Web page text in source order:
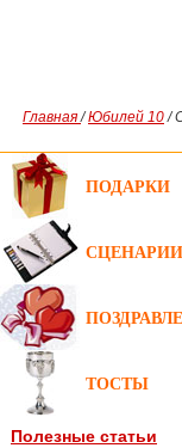
Главная/Юбилей 10/
ПОДАРКИ
СЦЕНАРИИ
ТОСТЫ
Полезные статьи